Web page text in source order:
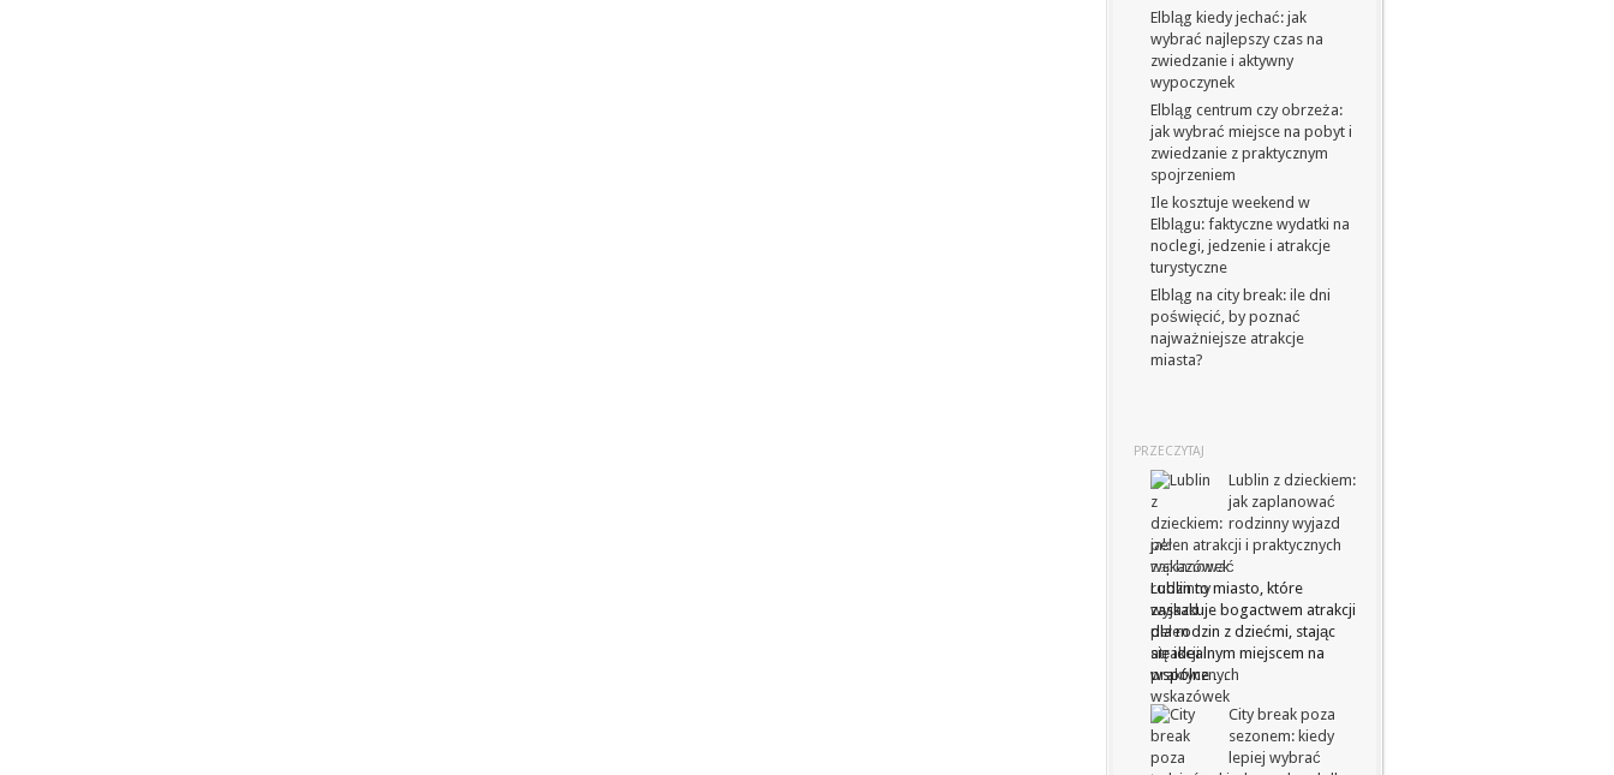
Elbląg kiedy jechać: jak
wybrać najlepszy czas na
zwiedzanie i aktywny
wypoczynek
Elbląg centrum czy obrzeża:
jak wybrać miejsce na pobyt i
zwiedzanie z praktycznym
spojrzeniem
Ile kosztuje weekend w
Elblągu: faktyczne wydatki na
noclegi, jedzenie i atrakcje
turystyczne
Elbląg na city break: ile dni
poświęcić, by poznać
najważniejsze atrakcje
miasta?
PRZECZYTAJ
Lublin z dzieckiem:
jak zaplanować
rodzinny wyjazd
pełen atrakcji i praktycznych
wskazówek
Lublin to miasto, które
zaskakuje bogactwem atrakcji
dla rodzin z dziećmi, stając
się idealnym miejscem na
wspólne …
City break poza
sezonem: kiedy
lepiej wybrać